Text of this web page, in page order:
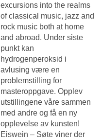
excursions into the realms
of classical music, jazz and
rock music both at home
and abroad. Under siste
punkt kan
hydrogenperoksid i
avlusing være en
problemstilling for
masteroppgave. Opplev
utstillingene våre sammen
med andre og få en ny
opplevelse av kunsten!
Eiswein – Søte viner der